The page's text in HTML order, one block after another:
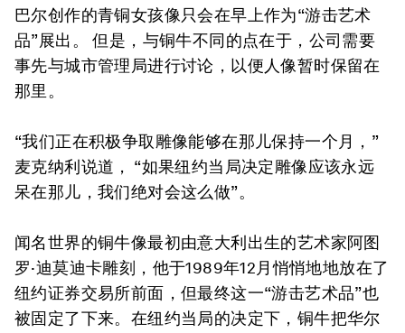
巴尔创作的青铜女孩像只会在早上作为“游击艺术
品”展出。 但是，与铜牛不同的点在于，公司需要
事先与城市管理局进行讨论，以便人像暂时保留在
那里。
“我们正在积极争取雕像能够在那儿保持一个月，”
麦克纳利说道， “如果纽约当局决定雕像应该永远
呆在那儿，我们绝对会这么做”。
闻名世界的铜牛像最初由意大利出生的艺术家阿图
罗·迪莫迪卡雕刻，他于1989年12月悄悄地地放在了
纽约证券交易所前面，但最终这一“游击艺术品”也
被固定了下来。在纽约当局的决定下，铜牛把华尔